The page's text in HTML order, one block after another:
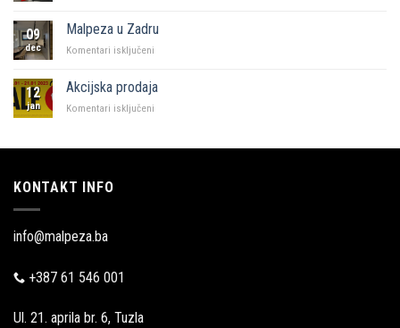
Malpeza
09
dec
Malpeza u Zadru
Komentari isključeni
Zadru
12
jan
Akcijska prodaja
Komentari isključeni
KONTAKT INFO
info@malpeza.ba
+387 61 546 001
Ul. 21. aprila br. 6, Tuzla